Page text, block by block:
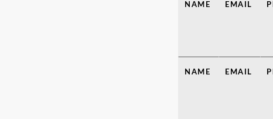
NAME EMAIL
NAME EMAIL